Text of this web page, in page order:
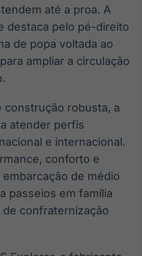
Gestão de
Investimentos
Tokenização
de ativos
Em breve
até a proa. A
destaca pelo pé-direito
de popa voltada ao
ampliar a circulação
construção robusta, a
atender perfis
e internacional.
conforto e
de médio
passeios em família
confraternização